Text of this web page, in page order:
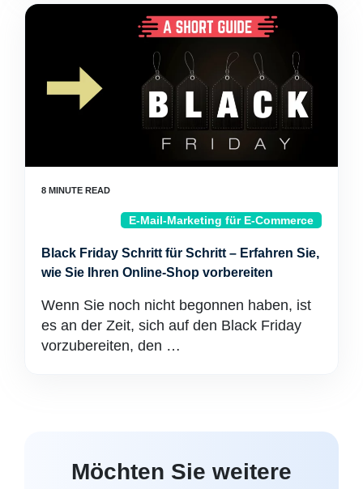
E-Mail-Marketing für E-Commerce
Black Friday Schritt für Schritt – Erfahren Sie,
wie Sie Ihren Online-Shop vorbereiten
Wenn Sie noch nicht begonnen haben, ist
es an der Zeit, sich auf den Black Friday
vorzubereiten, den …
Möchten Sie weitere